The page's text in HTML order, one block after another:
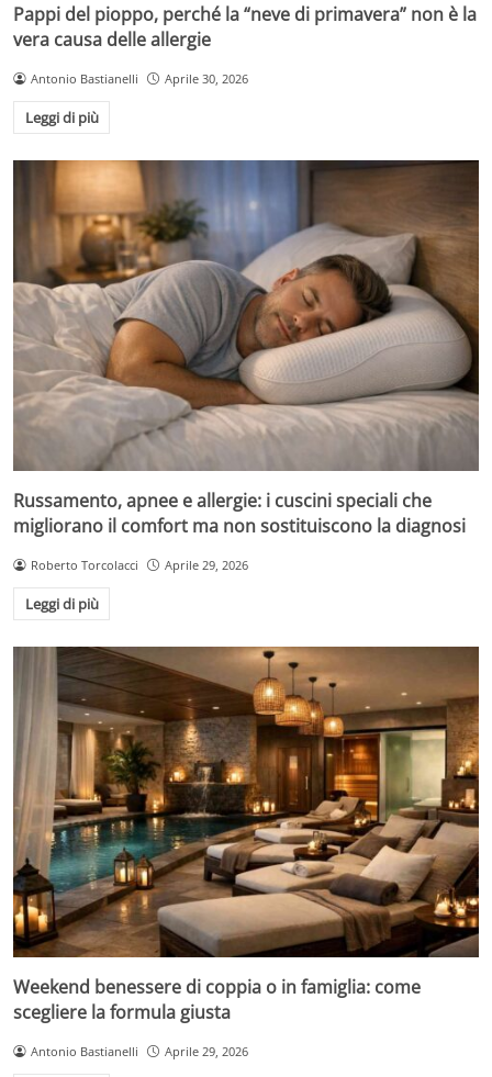
Pappi del pioppo, perché la “neve di primavera” non è la
vera causa delle allergie
Antonio Bastianelli Aprile 30, 2026
Leggi di più
Russamento, apnee e allergie: i cuscini speciali che
migliorano il comfort ma non sostituiscono la diagnosi
Roberto Torcolacci Aprile 29, 2026
Leggi di più
Weekend benessere di coppia o in famiglia: come
scegliere la formula giusta
Antonio Bastianelli Aprile 29, 2026